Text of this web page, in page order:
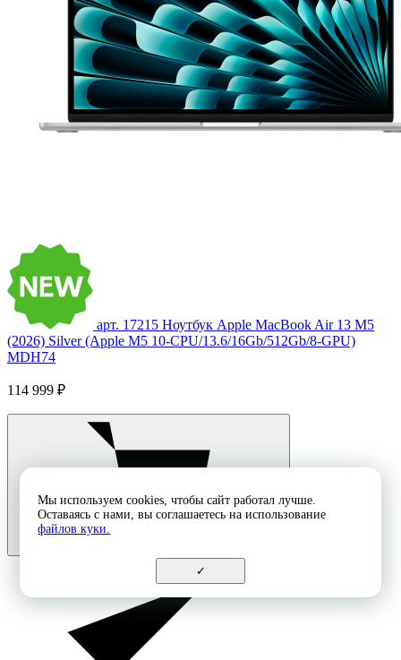
арт. 17215 Ноутбук Apple MacBook Air 13 M5
(2026) Silver (Apple M5 10-CPU/13.6/16Gb/512Gb/8-GPU)
MDH74
114 999 ₽
Мы используем cookies, чтобы сайт работал лучше.
Оставаясь с нами, вы соглашаетесь на использование
файлов куки.
✓